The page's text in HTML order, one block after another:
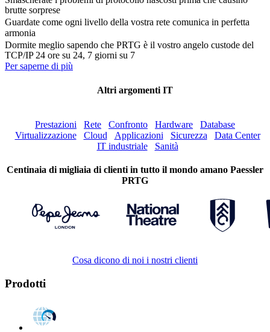
brutte sorprese
Guardate come ogni livello della vostra rete comunica in perfetta
armonia
Dormite meglio sapendo che PRTG è il vostro angelo custode del
TCP/IP 24 ore su 24, 7 giorni su 7
Per saperne di più
Altri argomenti IT
Prestazioni Rete Confronto Hardware
Database
Virtualizzazione
Cloud Applicazioni Sicurezza
Data Center
IT industriale
Sanità
Centinaia di migliaia di clienti in tutto il mondo amano Paessler
PRTG
Cosa dicono di noi i nostri clienti
Prodotti